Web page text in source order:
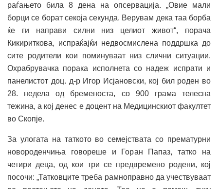
раѓањето била 8 дена на опсервација. „Овие мали
борци се борат секоја секунда. Верувам дека таа борба
ќе ги направи силни низ целиот живот“, порача
Кикириткова, испраќајќи недвосмислена поддршка до
сите родители кои поминуваат низ слични ситуации.
Охрабрувачка порака исполнета со надеж испрати и
панелистот доц. д-р Игор Исјановски, кој бил роден во
28. недела од бременоста, со 900 грама телесна
тежина, а кој денес е доцент на Медицинскиот факултет
во Скопје.
За улогата на таткото во семејствата со прематурни
новороденчиња говореше и Горан Папаз, татко на
четири деца, од кои три се предвремено родени, кој
посочи: „Татковците треба рамноправно да учествуваат